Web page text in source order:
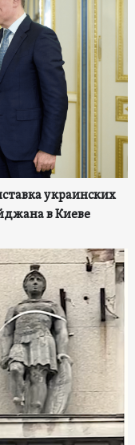
украинских
в Киеве